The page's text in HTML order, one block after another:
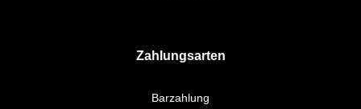
Zahlungsarten
Barzahlung